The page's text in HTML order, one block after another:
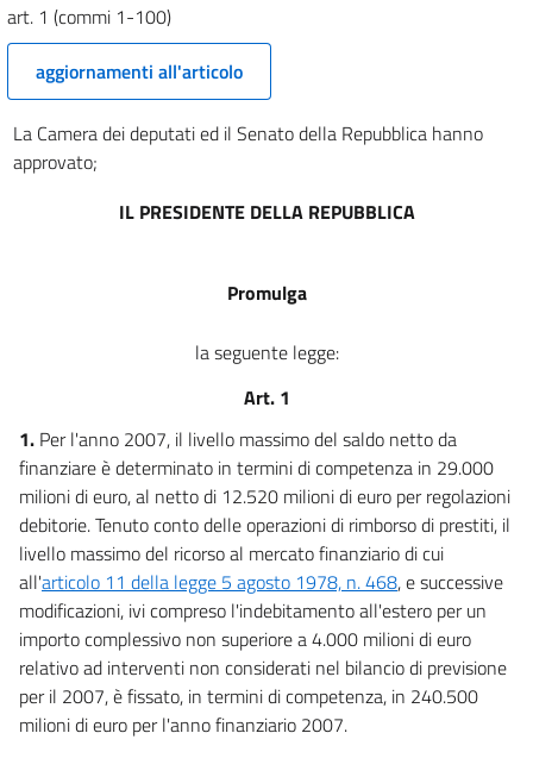
Allegati
Tabelle
Tabelle
Elenco 1
Elenco 1
Allegato 1
Tabelle
Tabelle
art. 1 (commi 1-100)
aggiornamenti all'articolo
La Camera dei deputati ed il Senato della Repubblica hanno
approvato;
IL PRESIDENTE DELLA REPUBBLICA
Promulga
la seguente legge:
Art. 1
1. Per l'anno 2007, il livello massimo del saldo netto da
finanziare è determinato in termini di competenza in 29.000
milioni di euro, al netto di 12.520 milioni di euro per regolazioni
debitorie. Tenuto conto delle operazioni di rimborso di prestiti, il
livello massimo del ricorso al mercato finanziario di cui
all'articolo 11 della legge 5 agosto 1978, n. 468, e successive
modificazioni, ivi compreso l'indebitamento all'estero per un
importo complessivo non superiore a 4.000 milioni di euro
relativo ad interventi non considerati nel bilancio di previsione
per il 2007, è fissato, in termini di competenza, in 240.500
milioni di euro per l'anno finanziario 2007.